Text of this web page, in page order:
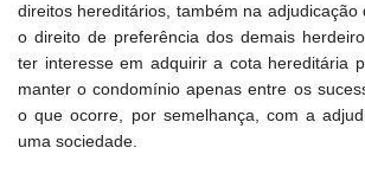
direitos hereditários, também na adjudicação
o direito de preferência dos demais
ter interesse em adquirir a cota hereditária
manter o condomínio apenas entre os
o que ocorre, por semelhança, com a
uma sociedade.